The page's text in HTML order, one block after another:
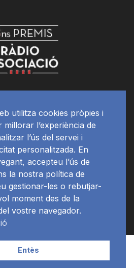
APP Programació
utilitza cookies pròpies i
l’experiència de
l’ús del servei i
personalitzada. En
accepteu l’ús de
la nostra política de
gestionar-les o rebutjar-
moment des de la
vostre navegador.
Entès